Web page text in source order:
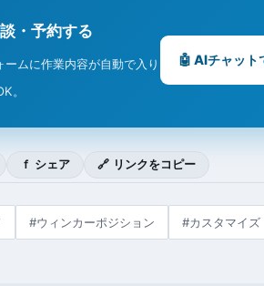
・予約する
ムに作業内容が自動で入り
。
🤖 AIチャット
ｆ シェア 🔗 リンクをコピー
#ウィンカーポジション #カスタマイズ